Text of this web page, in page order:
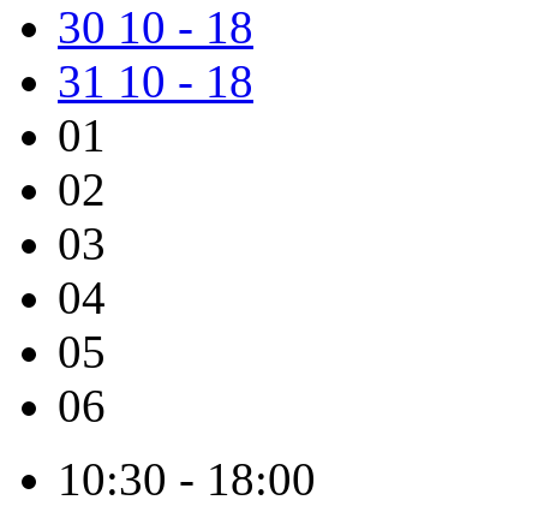
30 10 - 18
31 10 - 18
01
02
03
04
05
06
10:30 - 18:00